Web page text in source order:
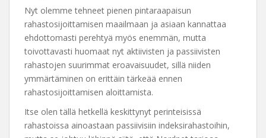
Nyt olemme tehneet pienen pintaraapaisun
rahastosijoittamisen maailmaan ja asiaan kannattaa
ehdottomasti perehtyä myös enemmän, mutta
toivottavasti huomaat nyt aktiivisten ja passiivisten
rahastojen suurimmat eroavaisuudet, sillä niiden
ymmärtäminen on erittäin tärkeää ennen
rahastosijoittamisen aloittamista.
Itse olen tällä hetkellä keskittynyt perinteisissä
rahastoissa ainoastaan passiivisiin indeksirahastoihin,